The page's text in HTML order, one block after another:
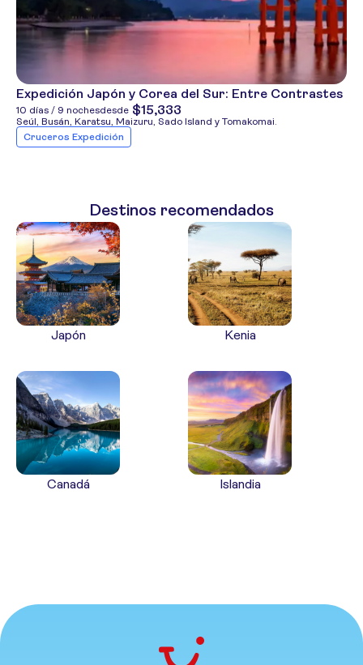
Expedición Japón y Corea del Sur: Entre Contrastes
10 días / 9 nochesdesde $15,333
Seúl, Busán, Karatsu, Maizuru, Sado Island y Tomakomai.
Cruceros Expedición
Destinos recomendados
Japón Kenia
Canadá Islandia